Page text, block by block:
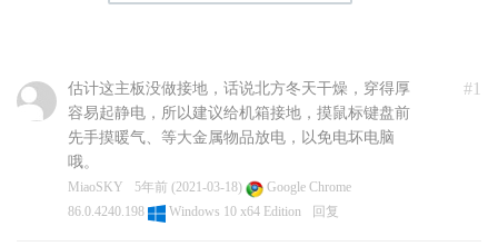
#1
估计这主板没做接地，话说北方冬天干燥，穿得厚
容易起静电，所以建议给机箱接地，摸鼠标键盘前
先手摸暖气、等大金属物品放电，以免电坏电脑
哦。
MiaoSKY 5年前 (2021-03-18)
Google Chrome
86.0.4240.198
Windows 10 x64 Edition 回复